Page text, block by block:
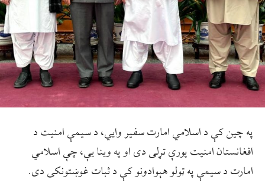
په چین کې د اسلامي امارت سفیر وایي، د سیمې امنیت د
افغانستان امنیت پورې تړلی دی او په وینا یې، چې اسلامي
امارت د سیمې په ټولو هېوادونو کې د ثبات غوښتونکی دی.